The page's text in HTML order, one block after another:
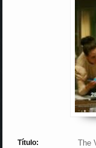
Título: The